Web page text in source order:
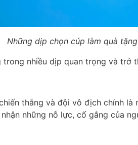
Những dịp chọn cúp làm quà
nhiều dịp quan trọng và trở
thắng và đội vô địch chính
những nỗ lực, cố gắng của